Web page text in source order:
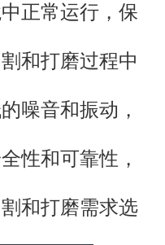
正常运行，保
和打磨过程中
噪音和振动，
性和可靠性，
和打磨需求选